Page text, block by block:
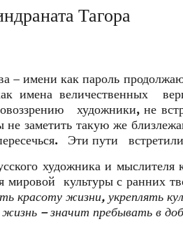
Тагора
– имени как пароль
имена величественных
художники, не
заметить такую же
Эти пути
художника и
культуры с ранних
красоту жизни, укреплять
– значит пребывать в